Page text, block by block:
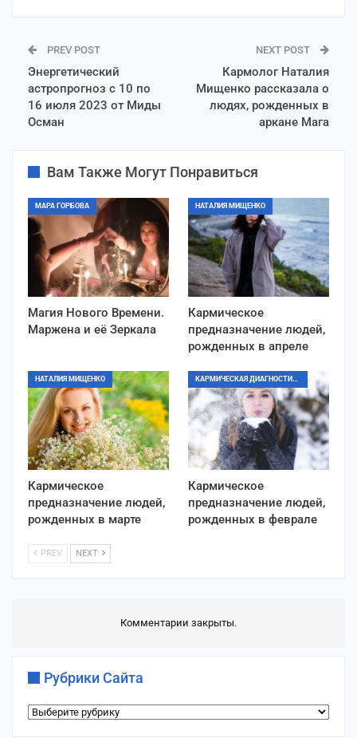
PREV POST
Энергетический
астропрогноз с 10 по
16 июля 2023 от Миды
Осман
NEXT POST
Кармолог Наталия
Мищенко рассказала о
людях, рожденных в
аркане Мага
Вам Также Могут Понравиться
МАРА ГОРБОВА
Магия Нового Времени.
Маржена и её Зеркала
НАТАЛИЯ МИЩЕНКО
Кармическое
предназначение людей,
рожденных в апреле
НАТАЛИЯ МИЩЕНКО
Кармическое
предназначение людей,
рожденных в марте
КАРМИЧЕСКАЯ ДИАГНОСТИКА
Кармическое
предназначение людей,
рожденных в феврале
PREV NEXT
Комментарии закрыты.
Рубрики Сайта
Рубрики